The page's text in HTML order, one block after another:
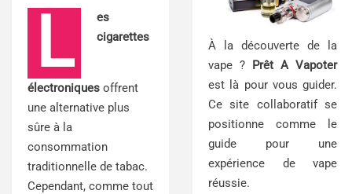
L
es
cigarettes
électroniques offrent
une alternative plus
sûre à la
consommation
traditionnelle de tabac.
Cependant, comme tout
À la découverte de la
vape ? Prêt A Vapoter
est là pour vous guider.
Ce site collaboratif se
positionne comme le
guide pour une
expérience de vape
réussie.